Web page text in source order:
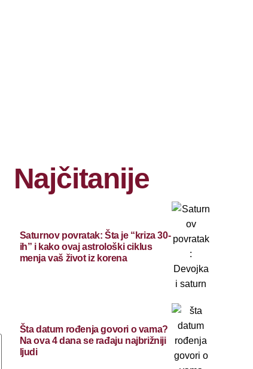
Najčitanije
Saturnov povratak: Šta je “kriza 30-
ih” i kako ovaj astrološki ciklus
menja vaš život iz korena
Šta datum rođenja govori o vama?
Na ova 4 dana se rađaju najbrižniji
ljudi